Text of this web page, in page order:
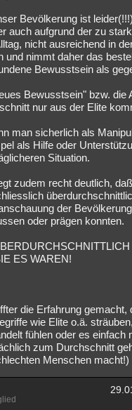
Bevölkerung ist
auch aufgrund der zu
nicht ausreichend in
und nimmt daher das
Bewusstsein als
Bewusstsein" bzw. die
nur aus der Elite
man sicherlich als
als Hilfe oder
Situation.
zudem recht deutlich,
der
oder prägen konnten.
ES WAREN!
die Erfahrung
wie Elite o.ä.
fühlen oder es einfach
zum Durchschnitt
Menschen macht!)